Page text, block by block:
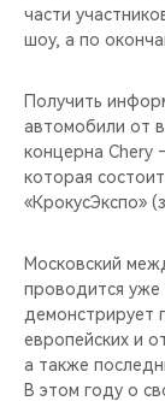
части
шоу, а по
Получить
автомобили от
концерна Chery
которая
«КрокусЭкспо»
Московский
проводится
демонстрирует
европейских и
а также
В этом году о